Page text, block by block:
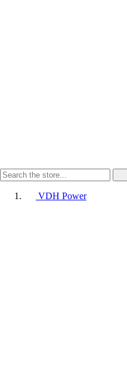
VDH Power